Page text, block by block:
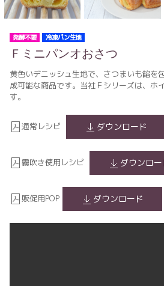
発酵不要 冷凍パン生地
Ｆミニパンオおさつ
黄色いデニッシュ生地で、さつまいも餡を
成可能な商品です。当社Ｆシリーズは、ホ
す。
通常レシピ ダウンロード
霧吹き使用レシピ ダウンロー
販促用POP ダウンロード